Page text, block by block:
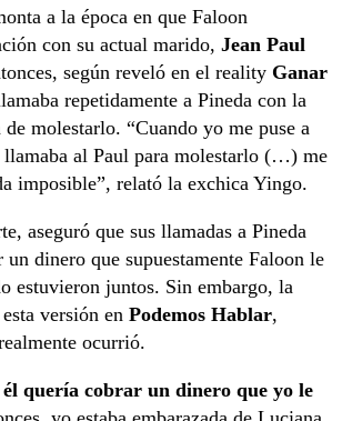
a la época en que Faloon
con su actual marido, Jean Paul
según reveló en el reality Ganar
repetidamente a Pineda con la
molestarlo. “Cuando yo me puse a
llamaba al Paul para molestarlo (…) me
imposible”, relató la exchica Yingo.
aseguró que sus llamadas a Pineda
un dinero que supuestamente Faloon le
estuvieron juntos. Sin embargo, la
versión en Podemos Hablar,
ocurrió.
él quería cobrar un dinero que yo le